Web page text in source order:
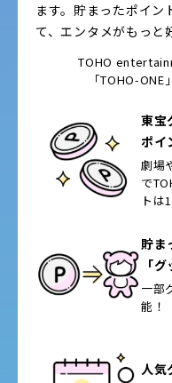
ます。 貯まったポイン
て、エンタメがもっと
TOHO
「TOHO-ONE
東宝
ポイ
劇場
で
トは
貯ま
「
一部
能！
人気